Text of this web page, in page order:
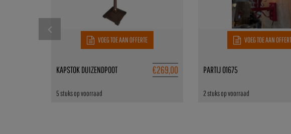
VOEG TOE AAN OFFERTE
€269,00
5 stuks op voorraad
KAPSTOK DUIZENDPOOT
VOEG TOE AAN
2 stuks op voorraad
PARTIJ 01675